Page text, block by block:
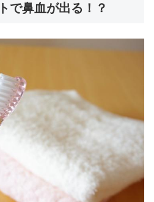
で鼻血が出る！？